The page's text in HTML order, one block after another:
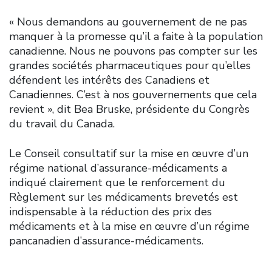
« Nous demandons au gouvernement de ne pas
manquer à la promesse qu’il a faite à la population
canadienne. Nous ne pouvons pas compter sur les
grandes sociétés pharmaceutiques pour qu’elles
défendent les intérêts des Canadiens et
Canadiennes. C’est à nos gouvernements que cela
revient », dit Bea Bruske, présidente du Congrès
du travail du Canada.
Le Conseil consultatif sur la mise en œuvre d’un
régime national d’assurance-médicaments a
indiqué clairement que le renforcement du
Règlement sur les médicaments brevetés est
indispensable à la réduction des prix des
médicaments et à la mise en œuvre d’un régime
pancanadien d’assurance-médicaments.